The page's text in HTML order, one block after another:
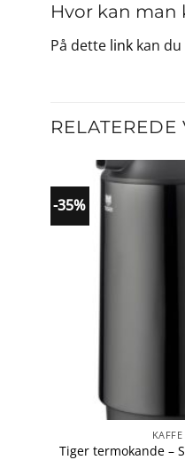
Hvor kan man
På dette link kan
RELATEREDE
-35%